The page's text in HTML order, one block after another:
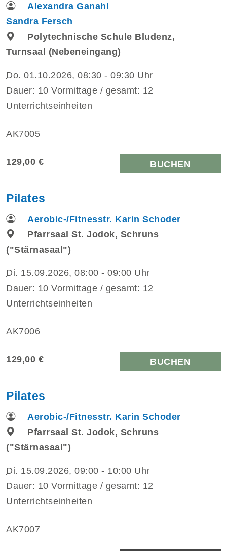
Alexandra Ganahl
Sandra Fersch
Polytechnische Schule Bludenz,
Turnsaal (Nebeneingang)
Do. 01.10.2026, 08:30 - 09:30 Uhr
Dauer: 10 Vormittage / gesamt: 12
Unterrichtseinheiten
AK7005
129,00 € BUCHEN
Pilates
Aerobic-/Fitnesstr. Karin Schoder
Pfarrsaal St. Jodok, Schruns
("Stärnasaal")
Di. 15.09.2026, 08:00 - 09:00 Uhr
Dauer: 10 Vormittage / gesamt: 12
Unterrichtseinheiten
AK7006
129,00 € BUCHEN
Pilates
Aerobic-/Fitnesstr. Karin Schoder
Pfarrsaal St. Jodok, Schruns
("Stärnasaal")
Di. 15.09.2026, 09:00 - 10:00 Uhr
Dauer: 10 Vormittage / gesamt: 12
Unterrichtseinheiten
AK7007